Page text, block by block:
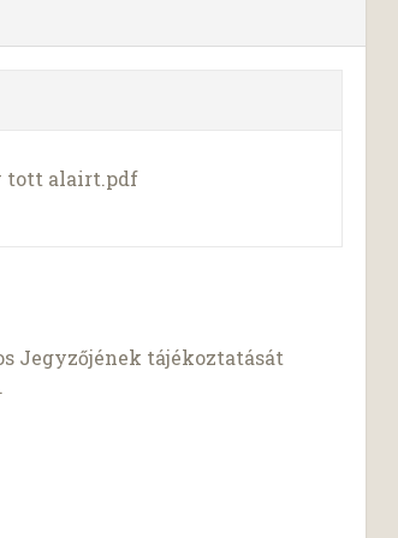
tott alairt.pdf
Jegyzőjének tájékoztatását